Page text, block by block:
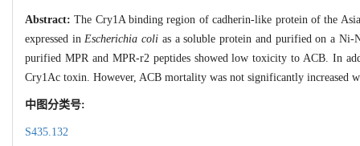
Abstract:The Cry1A binding region of cadherin-like protein of the
expressed inEscherichia coli as a soluble protein and purified on a
purified MPR and MPR-r2 peptides showed low toxicity to ACB. In
Cry1Ac toxin. However, ACB mortality was not significantly increased
中图分类号:
S435.132